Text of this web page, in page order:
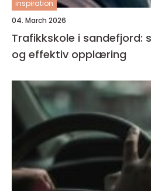
inspiration
04. March 2026
Trafikkskole i sandefjord:
og effektiv opplæring